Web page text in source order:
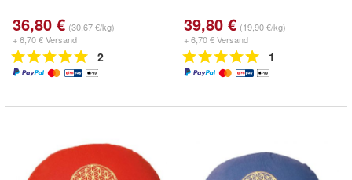
36,80 € (30,67 €/kg)
+ 6,70 € Versand
2
39,80 € (19,90 €/kg)
+ 6,70 € Versand
1